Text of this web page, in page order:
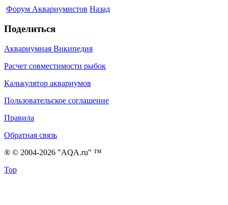
Форум Аквариумистов Назад
Поделиться
Аквариумная Википедия
Расчет совместимости рыбок
Калькулятор аквариумов
Пользовательское соглашение
Правила
Обратная связь
® © 2004-2026 "AQA.ru" ™
Top